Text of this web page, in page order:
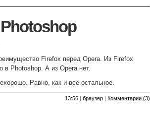
Firefox перед Opera. Из Firefox
в Photoshop. А из Opera нет.
Равно, как и все остальное.
13:56 | браузер | Комментарии (3)